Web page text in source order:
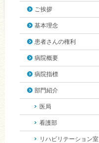
ご挨拶
基本理念
患者さんの権利
病院概要
病院指標
部門紹介
医局
看護部
リハビリテーション室